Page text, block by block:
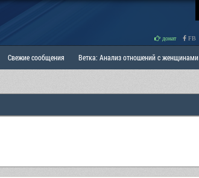
донат FB
Свежие сообщения Ветка: Анализ отношений с женщинами